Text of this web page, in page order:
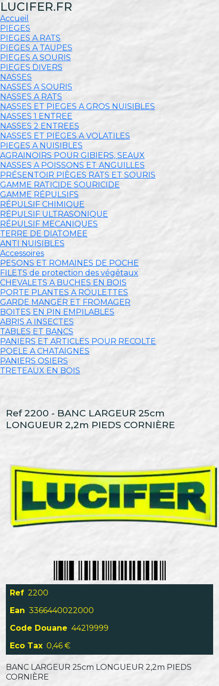
LUCIFER.FR
Accueil
PIEGES
PIEGES A RATS
PIEGES A TAUPES
PIEGES A SOURIS
PIEGES DIVERS
NASSES
NASSES A SOURIS
NASSES A RATS
NASSES ET PIEGES A GROS NUISIBLES
NASSES 1 ENTREE
NASSES 2 ENTREES
NASSES ET PIEGES A VOLATILES
PIEGES A NUISIBLES
AGRAINOIRS POUR GIBIERS, SEAUX
NASSES A POISSONS ET ANGUILLES
PRÉSENTOIR PIÈGES RATS ET SOURIS
GAMME RATICIDE SOURICIDE
GAMME RÉPULSIFS
RÉPULSIF CHIMIQUE
RÉPULSIF ULTRASONIQUE
RÉPULSIF MECANIQUES
TERRE DE DIATOMEE
ANTI NUISIBLES
Accessoires
PESONS ET ROMAINES DE POCHE
FILETS de protection des végétaux
CHEVALETS A BUCHES EN BOIS
PORTE PLANTES A ROULETTES
GARDE MANGER ET FROMAGER
BOITES EN PIN EMPILABLES
ABRIS A INSECTES
TABLES ET BANCS
PANIERS ET ARTICLES POUR RECOLTE
POELE A CHATAIGNES
PANIERS OSIERS
TRETEAUX EN BOIS
Ref 2200 - BANC LARGEUR 25cm
LONGUEUR 2,2m PIEDS CORNIÈRE
Ref 2200
Ean 3366440022000
Code Douane 44219999
Eco Tax 0,46 €
BANC LARGEUR 25cm LONGUEUR 2,2m PIEDS
CORNIÈRE